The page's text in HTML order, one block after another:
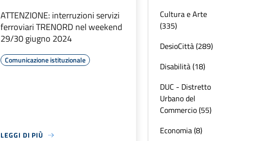
ATTENZIONE: interruzioni servizi
ferroviari TRENORD nel weekend
29/30 giugno 2024
Comunicazione istituzionale
LEGGI DI PIÙ
Cultura e Arte
(335)
DesioCittà (289)
Disabilità (18)
DUC - Distretto
Urbano del
Commercio (55)
Economia (8)